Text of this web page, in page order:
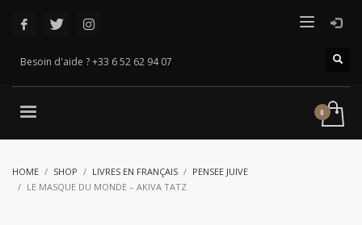
Besoin d'aide ? +33 6 52 62 94 07
HOME SHOP LIVRES EN FRANÇAIS
PENSEE JUIVE
LE MASQUE DU MONDE – AKIVA TATZ